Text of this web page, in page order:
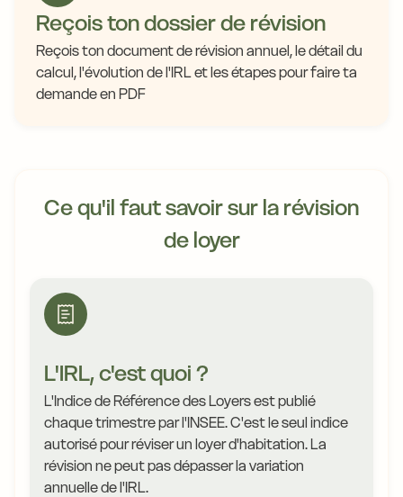
Reçois ton dossier de révision
Reçois ton document de révision annuel, le détail du
calcul, l'évolution de l'IRL et les étapes pour faire ta
demande en PDF
Ce qu'il faut savoir sur la révision
de loyer
L'IRL, c'est quoi ?
L'Indice de Référence des Loyers est publié
chaque trimestre par l'INSEE. C'est le seul indice
autorisé pour réviser un loyer d'habitation. La
révision ne peut pas dépasser la variation
annuelle de l'IRL.